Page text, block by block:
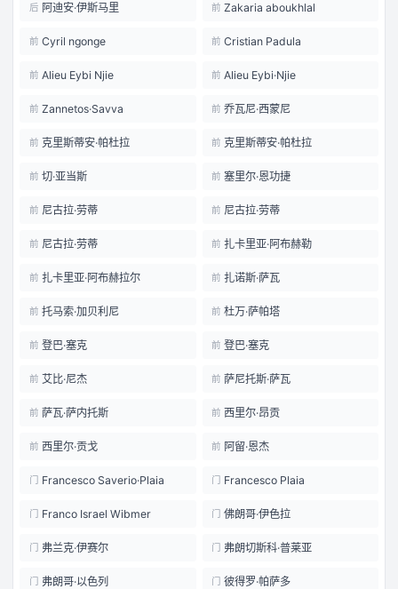
后 阿迪安·伊斯马里 前 Zakaria aboukhlal
前 Cyril ngonge 前 Cristian Padula
前 Alieu Eybi Njie 前 Alieu Eybi·Njie
前 Zannetos·Savva 前 乔瓦尼·西蒙尼
前 克里斯蒂安·帕杜拉 前 克里斯蒂安·帕杜拉
前 切·亚当斯 前 塞里尔·恩功捷
前 尼古拉·劳蒂 前 尼古拉·劳蒂
前 尼古拉·劳蒂 前 扎卡里亚·阿布赫勒
前 扎卡里亚·阿布赫拉尔 前 扎诺斯·萨瓦
前 托马索·加贝利尼 前 杜万·萨帕塔
前 登巴·塞克 前 登巴·塞克
前 艾比·尼杰 前 萨尼托斯·萨瓦
前 萨瓦·萨内托斯 前 西里尔·昂贡
前 西里尔·贡戈 前 阿留·恩杰
门 Francesco Saverio·Plaia 门 Francesco Plaia
门 Franco Israel Wibmer 门 佛朗哥·伊色拉
门 弗兰克·伊赛尔 门 弗朗切斯科·普莱亚
门 弗朗哥·以色列 门 彼得罗·帕萨多